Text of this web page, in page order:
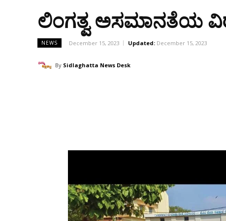
ಲಿಂಗತ್ವ ಅಸಮಾನತೆಯ
NEWS December 15, 2023 Updated: December 15, 2023
By Sidlaghatta News Desk